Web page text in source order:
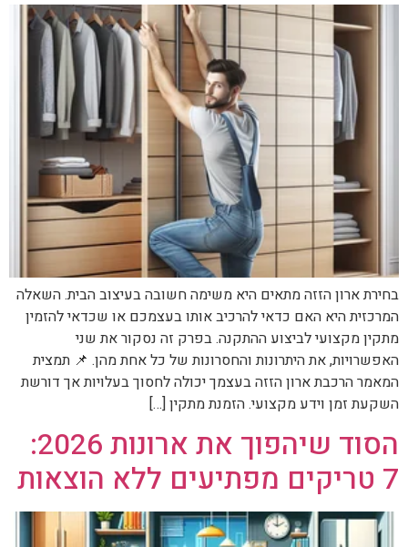
בחירת ארון הזזה מתאים היא משימה חשובה בעיצוב הבית. השאלה
המרכזית היא האם כדאי להרכיב אותו בעצמכם או שכדאי להזמין
מתקין מקצועי לביצוע ההתקנה. בפרק זה נסקור את שני
האפשרויות, את היתרונות והחסרונות של כל אחת מהן. 📌 תמצית
המאמר הרכבת ארון הזזה בעצמך יכולה לחסוך בעלויות אך דורשת
השקעת זמן וידע מקצועי. הזמנת מתקין […]
הסוד שיהפוך את ארונות 2026:
7 טריקים מפתיעים ללא הוצאות